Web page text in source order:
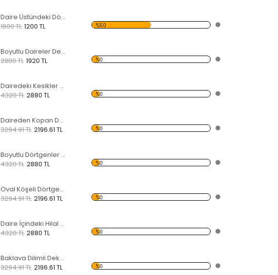
Daire Üstündeki Döngü Dekoratif Kırılmaz Ayna
1800 TL 1200 TL %50
Boyutlu Daireler Dekoratif Kırılmaz Ayna
2880 TL 1920 TL %0
Dairedeki Kesikler Dekoratif Kırılmaz Ayna
4320 TL 2880 TL %0
Daireden Kopan Daireler Dekoratif Kırılmaz Ayna
3294.91 TL 2196.61 TL %0
Boyutlu Dörtgenler Dekoratif Kırılmaz Ayna
4320 TL 2880 TL %0
Oval Köşeli Dörtgen Şekilli Dekoratif Kırılmaz Ayna
3294.91 TL 2196.61 TL %0
Daire İçindeki Hilal Dekoratif Kırılmaz Ayna
4320 TL 2880 TL %0
Baklava Dilimli Dekoratif Kırılmaz Ayna
3294.91 TL 2196.61 TL %0